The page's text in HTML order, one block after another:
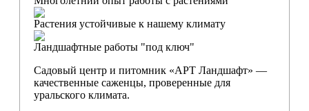
Растения устойчивые к нашему климату
Ландшафтные работы "под ключ"
Садовый центр и питомник «АРТ Ландшафт» —
качественные саженцы, проверенные для
уральского климата.